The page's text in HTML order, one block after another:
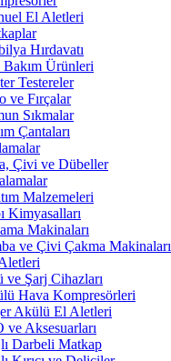
El Aletleri
Hırdavatı
Bakım Ürünleri
Testereler
ve Fırçalar
Sıkmalar
Çantaları
Çivi ve Dübeller
Malzemeleri
Kimyasalları
Makinaları
ve Çivi Çakma Makinaları
ve Şarj Cihazları
Hava Kompresörleri
Akülü El Aletleri
ve Aksesuarları
Darbeli Matkap